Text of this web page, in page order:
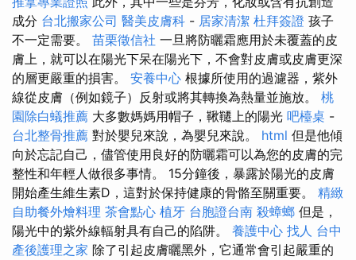
成分 台北搬家公司 醫美皮膚科 - 居家清潔 杜拜簽證 孩子
不一定需要。 苗栗徵信社 一旦將防曬霜應用於未覆蓋的皮
膚上，就可以在陽光下呆在陽光下，不會對皮膚或皮膚更深
的層更嚴重的損害。 安養中心 根據所使用的過濾器，紫外
線從皮膚（例如鏡子）反射或將其轉換為熱量並施放。 桃
園除白蟻推薦 大多數媽媽用帽子，鞦韆上的陽光 吧檯桌 -
台北整骨推薦 對於嬰兒來說，為嬰兒來說。 html 但是他傾
向於忘記自己，儘管使用良好的防曬霜可以為您的皮膚的完
整性和年輕人做很多事情。 15分鐘後，暴露於陽光的皮膚
開始產生維生素D，這對於保持健康的骨骼至關重要。 精緻
自助餐外燴料理 茶會點心 植牙 台胞證台南 殺蟑螂 但是，
陽光中的紫外線輻射具有自己的陷阱。 養護中心 找人 台中
產後護理之家 除了引起皮膚曬黑外，它通常會引起嚴重的